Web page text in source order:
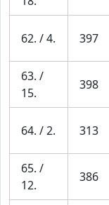
62. / 4. 397
63. /
15.
398
64. / 2. 313
65. /
12.
386